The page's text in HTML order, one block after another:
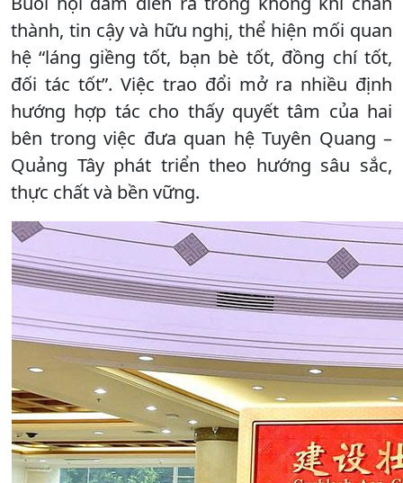
thành, tin cậy và hữu nghị, thể hiện mối quan
hệ “láng giềng tốt, bạn bè tốt, đồng chí tốt,
đối tác tốt”. Việc trao đổi mở ra nhiều định
hướng hợp tác cho thấy quyết tâm của hai
bên trong việc đưa quan hệ Tuyên Quang –
Quảng Tây phát triển theo hướng sâu sắc,
thực chất và bền vững.